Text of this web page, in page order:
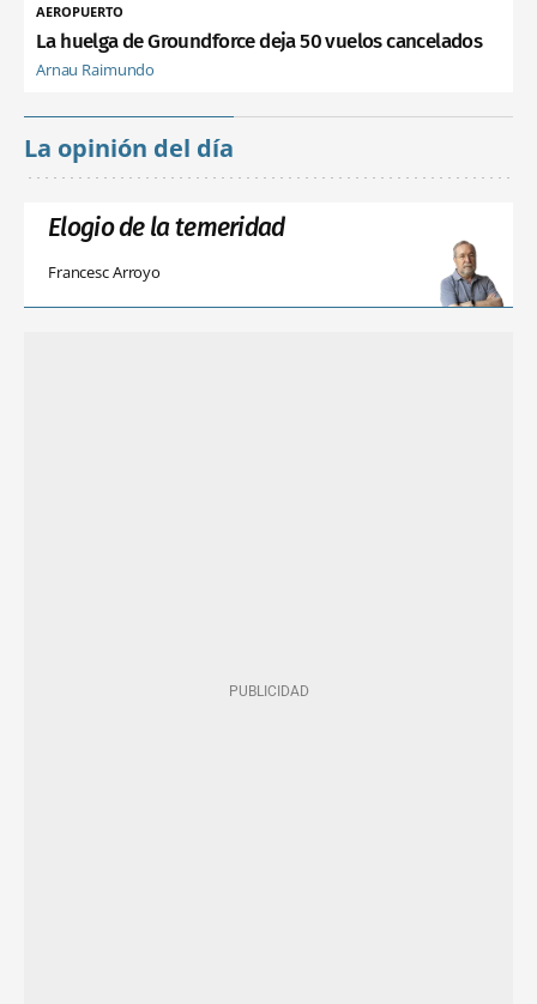
AEROPUERTO
La huelga de Groundforce deja 50 vuelos cancelados
Arnau Raimundo
La opinión del día
Elogio de la temeridad
Francesc Arroyo